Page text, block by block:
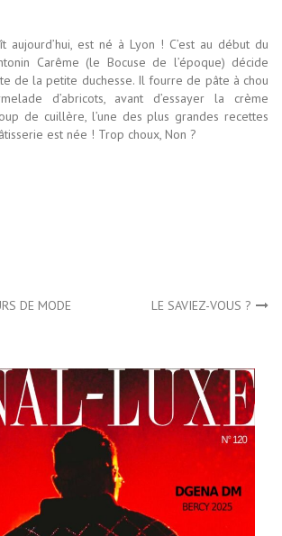
aujourd’hui, est né à Lyon ! C’est au début du
Carême (le Bocuse de l’époque) décide
de la petite duchesse. Il fourre de pâte à chou
d’abricots, avant d’essayer la crème
de cuillère, l’une des plus grandes recettes
est née ! Trop choux, Non ?
DE MODE LE SAVIEZ-VOUS ?